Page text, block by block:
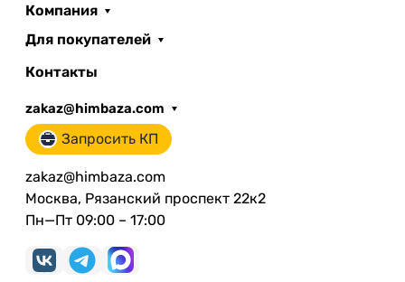
Компания
Для покупателей
Контакты
zakaz@himbaza.com
Запросить КП
zakaz@himbaza.com
Москва, Рязанский проспект 22к2
Пн—Пт 09:00 – 17:00